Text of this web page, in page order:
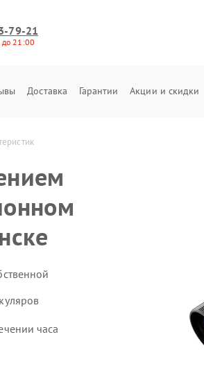
79-21
до 21:00
Доставка Гарантии Акции и скидки
часа